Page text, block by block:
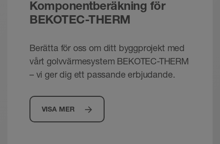
Komponentberäkning för
BEKOTEC-THERM
Berätta för oss om ditt byggprojekt med
vårt golvvärmesystem BEKOTEC-THERM
– vi ger dig ett passande erbjudande.
VISA MER